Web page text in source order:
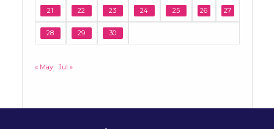
21 22 23 24 25 26 27
28 29 30
« May Jul »